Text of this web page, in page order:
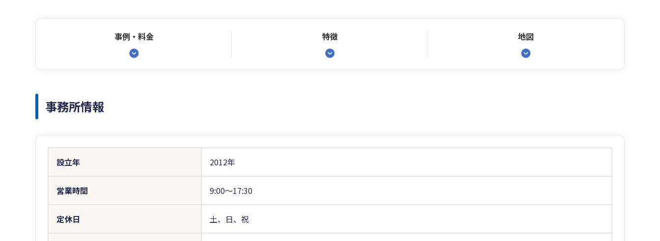
事例・料金 特徴 地図
事務所情報
設立年 2012年
営業時間 9:00〜17:30
定休日 土、日、祝